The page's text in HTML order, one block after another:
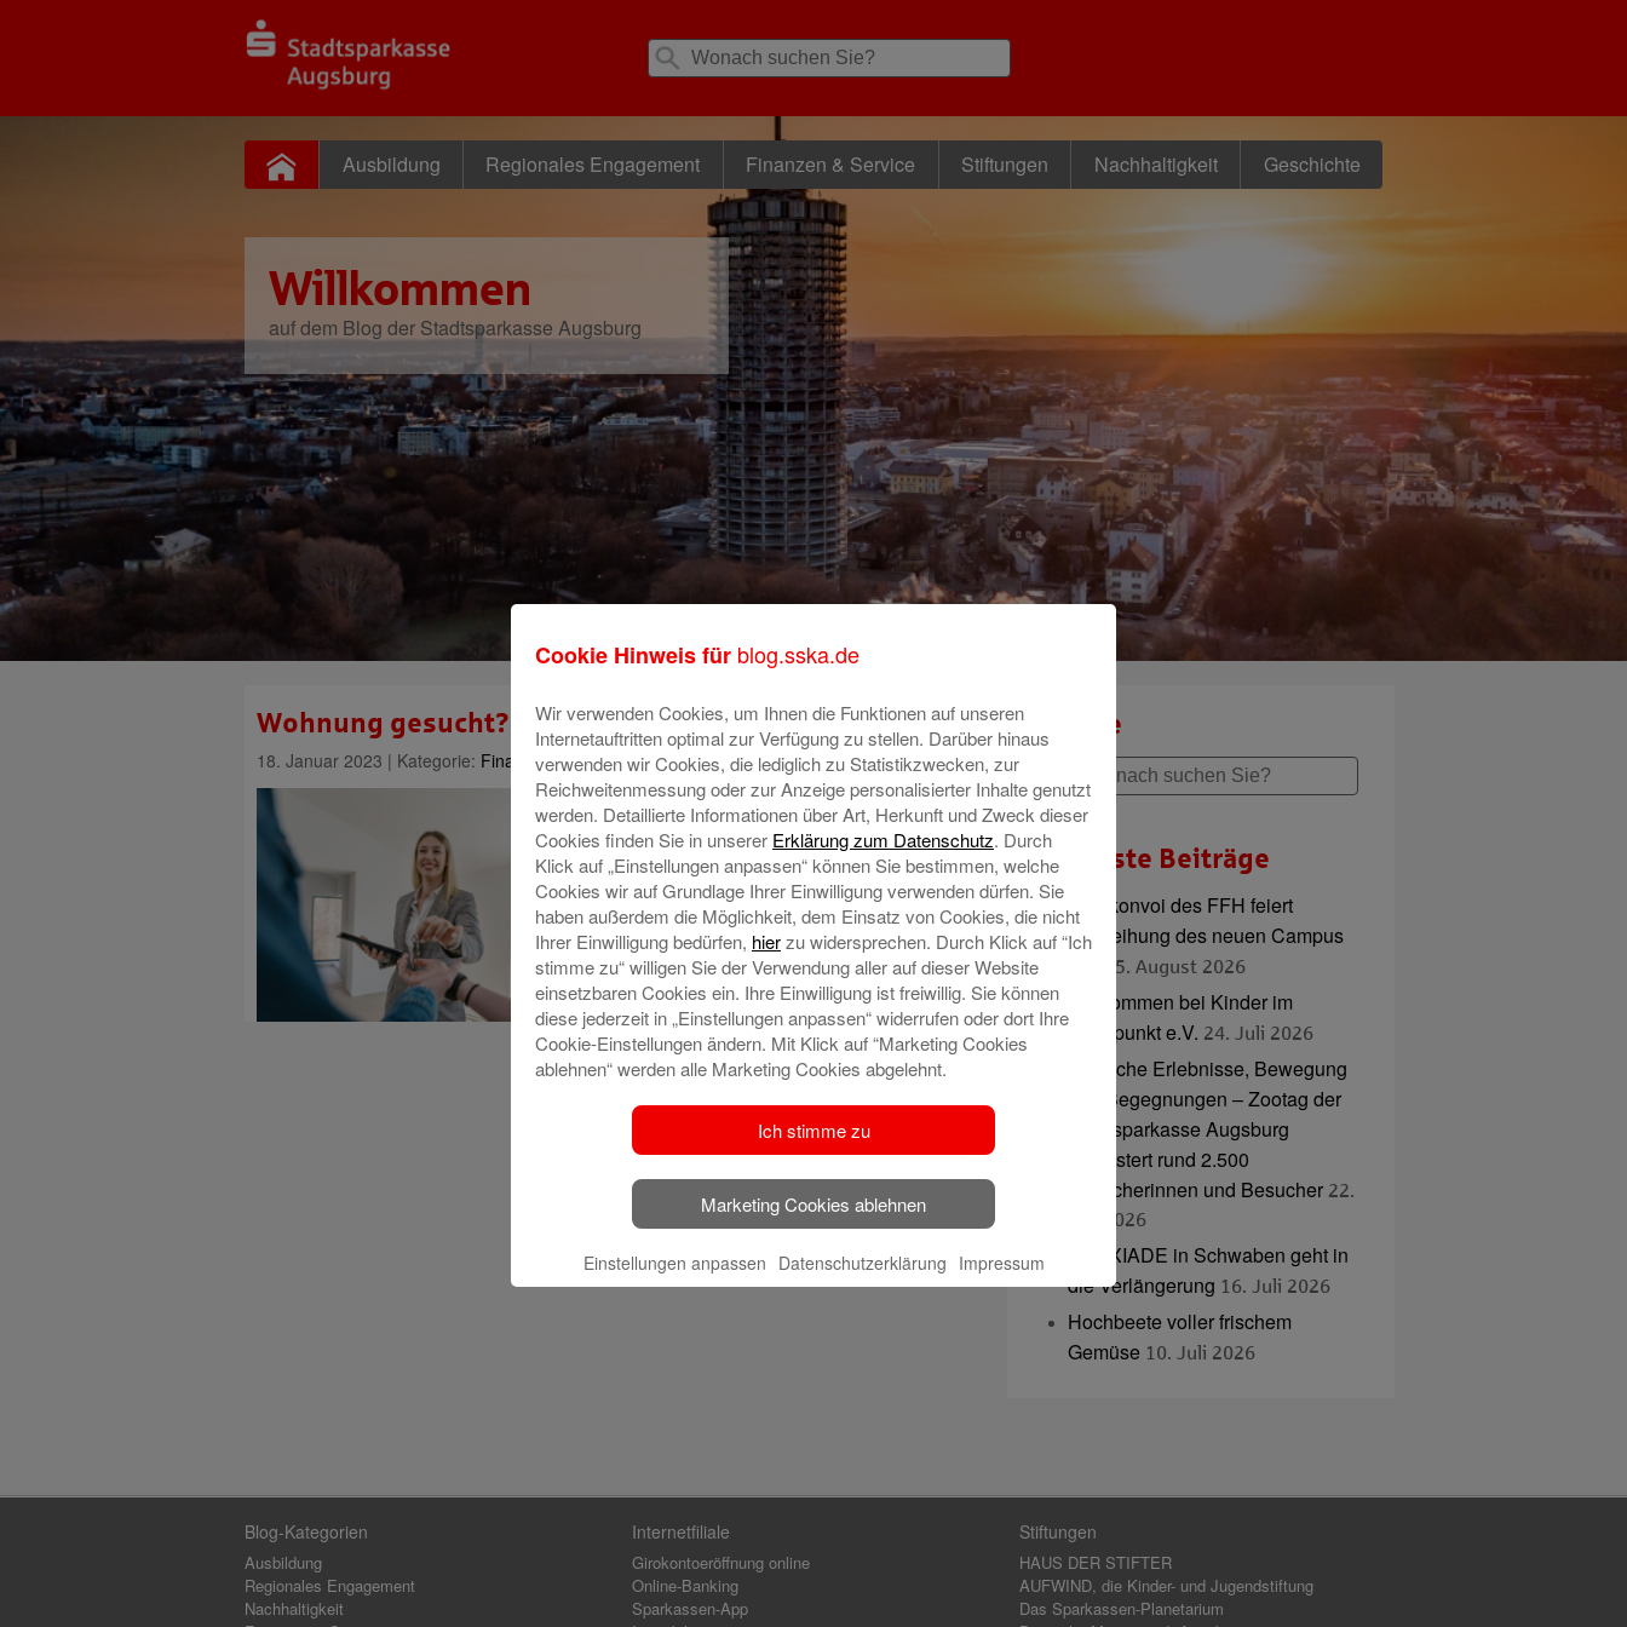
Ausbildung Regionales Engagement Finanzen & Service Stiftungen Nachhaltigkeit Geschichte
Willkommen
auf dem Blog der Stadtsparkasse Augsburg
Wohnung gesucht?
18. Januar 2023 | Kategorie: Finanzen & Service
Ein Wohnungskauf ist ein großer
Schritt im Leben! Doch bevor es dazu
kommt, solltet ihr euch eure
zukünftigen vier Wände natürlich erst
einmal anschauen. Mehr lesen
Suche
Neueste Beiträge
Radlkonvoi des FFH feiert
Einweihung des neuen Campus
5. August 2026
Willkommen bei Kinder im
Mittelpunkt e.V. 24. Juli 2026
Tierische Erlebnisse, Bewegung
und Begegnungen – Zootag der
Stadtsparkasse Augsburg
begeistert rund 2.500
Besucherinnen und Besucher 22.
Juli 2026
KNAXIADE in Schwaben geht in
die Verlängerung 16. Juli 2026
Hochbeete voller frischem
Gemüse 10. Juli 2026
Blog-Kategorien
Ausbildung
Regionales Engagement
Nachhaltigkeit
Internetfiliale
Girokontoeröffnung online
Online-Banking
Sparkassen-App
Stiftungen
HAUS DER STIFTER
AUFWIND, die Kinder- und Jugendstiftung
Das Sparkassen-Planetarium
Cookie Hinweis für blog.sska.de
Wir verwenden Cookies, um Ihnen die Funktionen auf unseren
Internetauftritten optimal zur Verfügung zu stellen. Darüber hinaus
verwenden wir Cookies, die lediglich zu Statistikzwecken, zur
Reichweitenmessung oder zur Anzeige personalisierter Inhalte genutzt
werden. Detaillierte Informationen über Art, Herkunft und Zweck dieser
Cookies finden Sie in unserer Erklärung zum Datenschutz. Durch
Klick auf „Einstellungen anpassen“ können Sie bestimmen, welche
Cookies wir auf Grundlage Ihrer Einwilligung verwenden dürfen. Sie
haben außerdem die Möglichkeit, dem Einsatz von Cookies, die nicht
Ihrer Einwilligung bedürfen, hierzu widersprechen. Durch Klick auf “Ich
stimme zu“ willigen Sie der Verwendung aller auf dieser Website
einsetzbaren Cookies ein. Ihre Einwilligung ist freiwillig. Sie können
diese jederzeit in „Einstellungen anpassen“ widerrufen oder dort Ihre
Cookie-Einstellungen ändern. Mit Klick auf “Marketing Cookies
ablehnen“ werden alle Marketing Cookies abgelehnt.
Ich stimme zu
Marketing Cookies ablehnen
Einstellungen anpassen Datenschutzerklärung Impressum